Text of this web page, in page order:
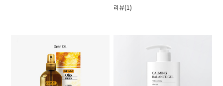
리뷰(1)